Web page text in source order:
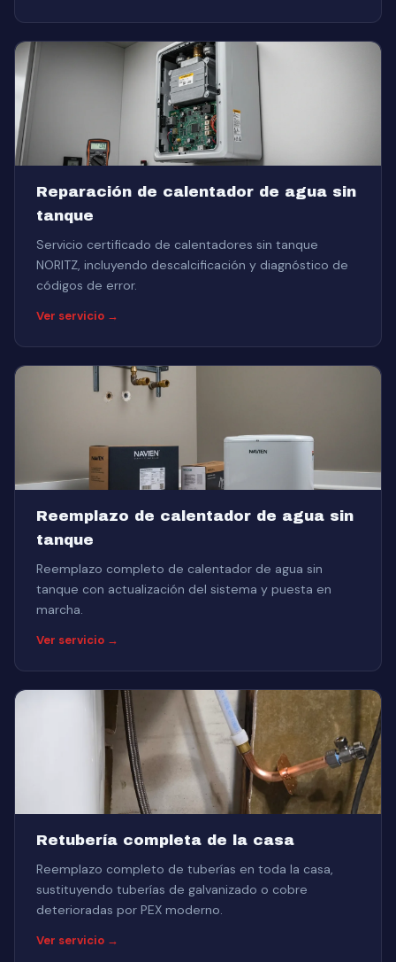
Reparación de calentador de agua sin
tanque
Servicio certificado de calentadores sin tanque
NORITZ, incluyendo descalcificación y diagnóstico de
códigos de error.
Ver servicio →
Reemplazo de calentador de agua sin
tanque
Reemplazo completo de calentador de agua sin
tanque con actualización del sistema y puesta en
marcha.
Ver servicio →
Retubería completa de la casa
Reemplazo completo de tuberías en toda la casa,
sustituyendo tuberías de galvanizado o cobre
deterioradas por PEX moderno.
Ver servicio →